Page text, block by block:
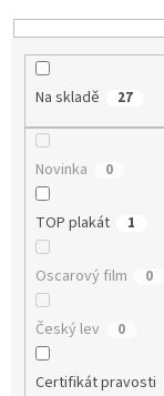
p
Na skladě 27
Novinka 0
TOP plakát 1
Oscarový film 0
Český lev 0
Certifikát pravosti